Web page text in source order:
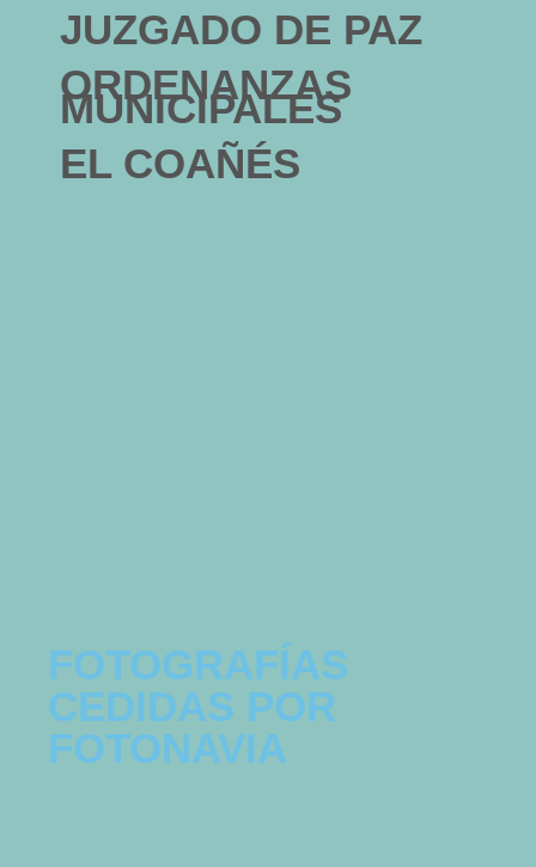
JUZGADO DE PAZ
ORDENANZAS
MUNICIPALES
EL COAÑÉS
FOTOGRAFÍAS
CEDIDAS POR
FOTONAVIA